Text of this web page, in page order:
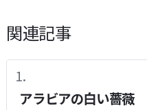
関連記事
アラビアの白い薔薇